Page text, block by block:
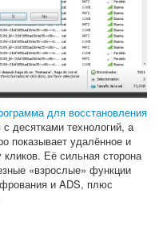
для восстановления
десятками технологий, а
показывает удалённое и
кликов. Её сильная сторона
«взрослые» функции
и ADS, плюс